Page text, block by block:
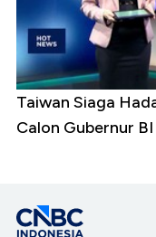
Taiwan Siaga
Calon Gubernur BI